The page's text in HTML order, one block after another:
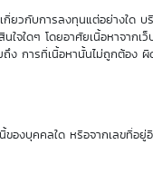
กี่ยวกับการลงทุนแต่อย่างใด
จใดๆ โดยอาศัยเนื้อหาจากเ
ถึง การที่เนื้อหานั้นไม่ถูกต้อง
องบุคคลใด หรือจากเลขที่อยู่อิ